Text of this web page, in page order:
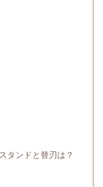
タンドと替刃は？